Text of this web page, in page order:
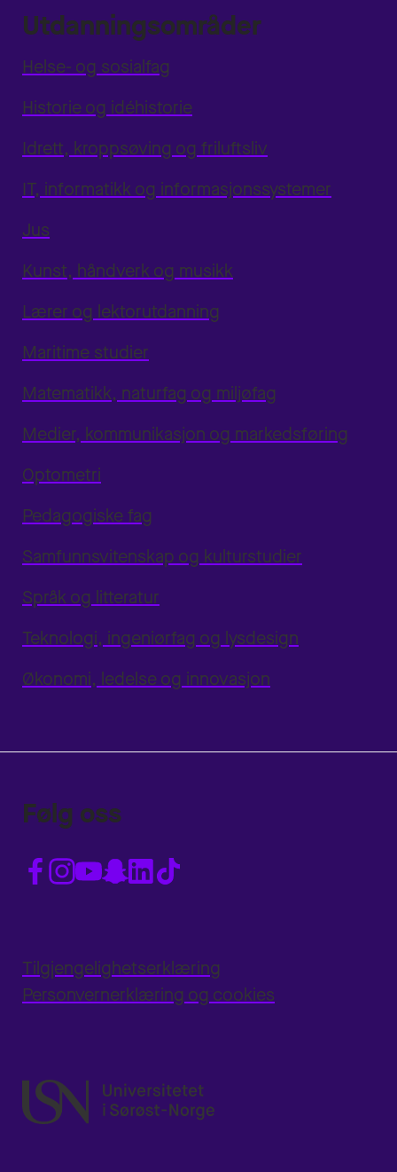
Utdanningsområder
Helse- og sosialfag
Historie og idéhistorie
Idrett, kroppsøving og friluftsliv
IT, informatikk og informasjonssystemer
Jus
Kunst, håndverk og musikk
Lærer og lektorutdanning
Maritime studier
Matematikk, naturfag og miljøfag
Medier, kommunikasjon og markedsføring
Optometri
Pedagogiske fag
Samfunnsvitenskap og kulturstudier
Språk og litteratur
Teknologi, ingeniørfag og lysdesign
Økonomi, ledelse og innovasjon
Følg oss
Tilgjengelighetserklæring
Personvernerklæring og cookies